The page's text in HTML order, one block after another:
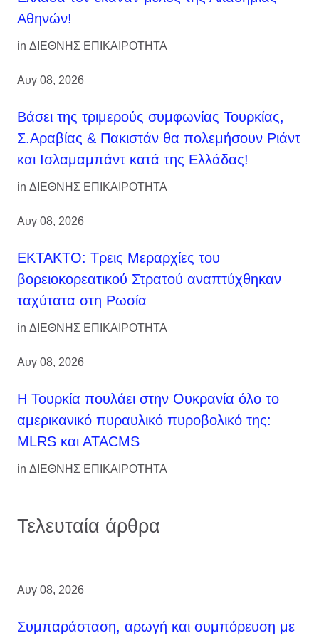
Αθηνών!
in ΔΙΕΘΝΗΣ ΕΠΙΚΑΙΡΟΤΗΤΑ
Αυγ 08, 2026
Βάσει της τριμερούς συμφωνίας Τουρκίας,
Σ.Αραβίας & Πακιστάν θα πολεμήσουν Ριάντ
και Ισλαμαμπάντ κατά της Ελλάδας!
in ΔΙΕΘΝΗΣ ΕΠΙΚΑΙΡΟΤΗΤΑ
Αυγ 08, 2026
ΕΚΤΑΚΤΟ: Τρεις Μεραρχίες του
βορειοκορεατικού Στρατού αναπτύχθηκαν
ταχύτατα στη Ρωσία
in ΔΙΕΘΝΗΣ ΕΠΙΚΑΙΡΟΤΗΤΑ
Αυγ 08, 2026
Η Τουρκία πουλάει στην Ουκρανία όλο το
αμερικανικό πυραυλικό πυροβολικό της:
MLRS και ΑΤΑCMS
in ΔΙΕΘΝΗΣ ΕΠΙΚΑΙΡΟΤΗΤΑ
Τελευταία άρθρα
Αυγ 08, 2026
Συμπαράσταση, αρωγή και συμπόρευση με